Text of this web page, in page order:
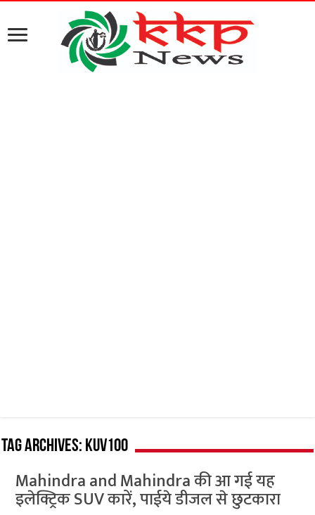
Tag Archives: KUV100
Mahindra and Mahindra की आ गई यह
इलेक्ट्रिक SUV कारें, पाईये डीजल से छुटकारा